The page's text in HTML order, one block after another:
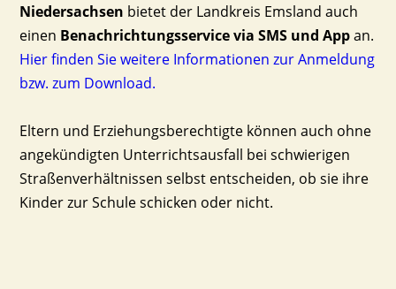
Niedersachsen bietet der Landkreis Emsland auch
einen Benachrichtungsservice via SMS und Appan.
Hier finden Sie weitere Informationen zur Anmeldung
bzw. zum Download.
Eltern und Erziehungsberechtigte können auch ohne
angekündigten Unterrichtsausfall bei schwierigen
Straßenverhältnissen selbst entscheiden, ob sie ihre
Kinder zur Schule schicken oder nicht.